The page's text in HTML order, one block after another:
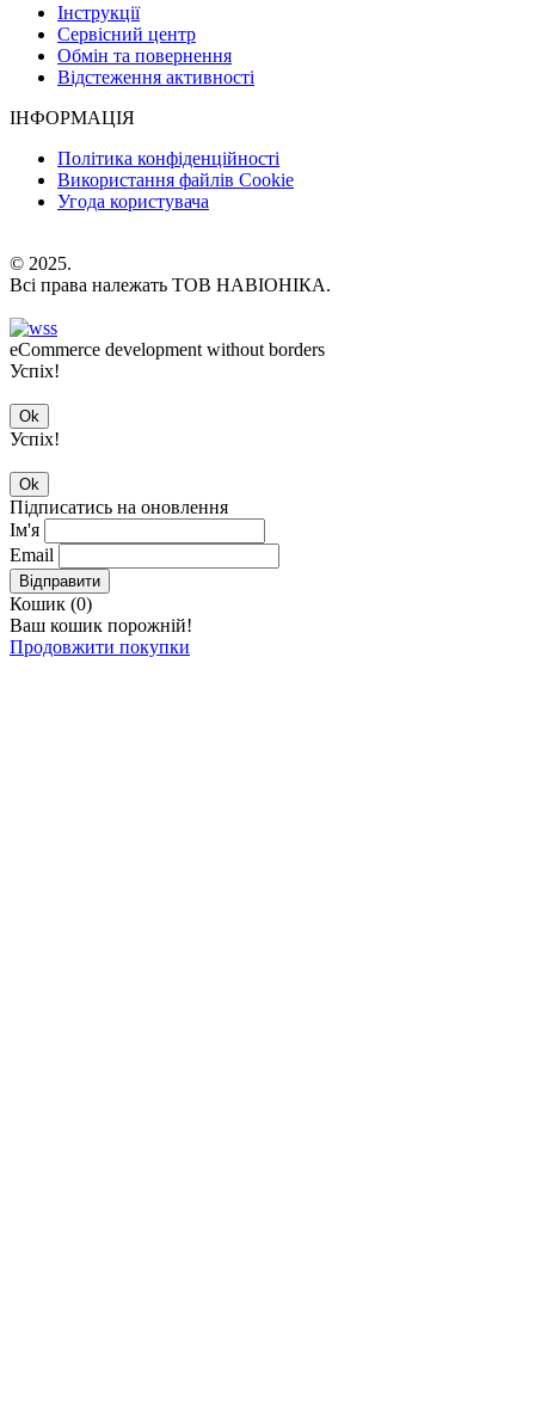
Інструкції
Сервісний центр
Обмін та повернення
Відстеження активності
ІНФОРМАЦІЯ
Політика конфіденційності
Використання файлів Cookie
Угода користувача
© 2025.
Всі права належать ТОВ НАВІОНІКА.
eCommerce development without borders
Успіх!
Ok
Успіх!
Ok
Підписатись на оновлення
Ім'я
Email
Відправити
Кошик (0)
Ваш кошик порожній!
Продовжити покупки